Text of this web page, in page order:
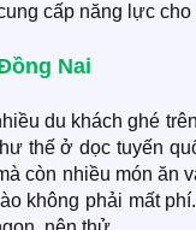
cấp năng lực
Nai
du khách ghé
thế ở dọc tuyến
còn nhiều món ăn
không phải mất